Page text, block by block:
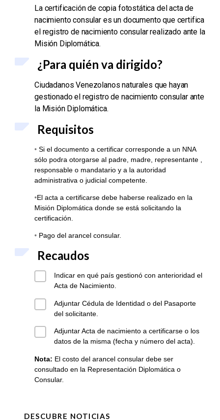
La certificación de copia fotostática del acta de
nacimiento consular es un documento que certifica
el registro de nacimiento consular realizado ante la
Misión Diplomática.
¿Para quién va dirigido?
Ciudadanos Venezolanos naturales que hayan
gestionado el registro de nacimiento consular ante
la Misión Diplomática.
Requisitos
• Si el documento a certificar corresponde a un NNA
sólo podra otorgarse al padre, madre, representante ,
responsable o mandatario y a la autoridad
administrativa o judicial competente.
•El acta a certificarse debe haberse realizado en la
Misión Diplomática donde se está solicitando la
certificación.
• Pago del arancel consular.
Recaudos
Indicar en qué país gestionó con anterioridad el
Acta de Nacimiento.
Adjuntar Cédula de Identidad o del Pasaporte
del solicitante.
Adjuntar Acta de nacimiento a certificarse o los
datos de la misma (fecha y número del acta).
Nota: El costo del arancel consular debe ser
consultado en la Representación Diplomática o
Consular.
DESCUBRE NOTICIAS